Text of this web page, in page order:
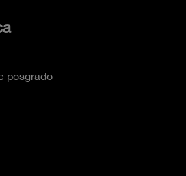
posgrado